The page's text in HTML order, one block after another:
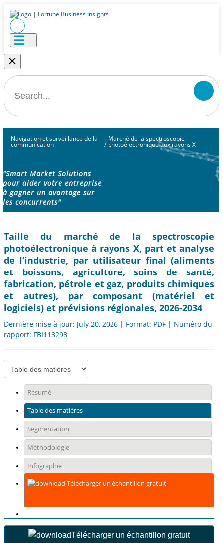
×
Navigation et surveillance de la
communication /
Marché de la spectroscopie
photoélectronique aux rayons X
"Smart Market Solutions
pour aider votre entreprise
à gagner un avantage sur
les concurrents"
Taille du marché de la spectroscopie
photoélectronique à rayons X, part et analyse
de l’industrie, par utilisateur final (aliments
et boissons, agriculture, soins de santé,
fabrication, pétrole et gaz, produits chimiques
et autres), par composant (matériel et
logiciels) et prévisions régionales, 2026-2034
Dernière mise à jour: July 20, 2026 | Format: PDF | Numéro du
rapport: FBI113298
Résumé
Table des matières
Segmentation
Méthodologie
Infographie
Télécharger un échantillon gratuit
Télécharger un échantillon gratuit